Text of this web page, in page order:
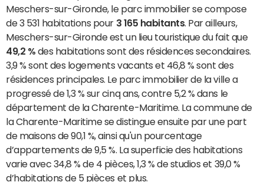
Meschers-sur-Gironde, le parc immobilier se compose
de 3 531 habitations pour 3 165 habitants. Par ailleurs,
Meschers-sur-Gironde est un lieu touristique du fait que
49,2 % des habitations sont des résidences secondaires.
3,9 % sont des logements vacants et 46,8 % sont des
résidences principales. Le parc immobilier de la ville a
progressé de 1,3 % sur cinq ans, contre 5,2 % dans le
département de la Charente-Maritime. La commune de
la Charente-Maritime se distingue ensuite par une part
de maisons de 90,1 %, ainsi qu'un pourcentage
d’appartements de 9,5 %. La superficie des habitations
varie avec 34,8 % de 4 pièces, 1,3 % de studios et 39,0 %
d’habitations de 5 pièces et plus.